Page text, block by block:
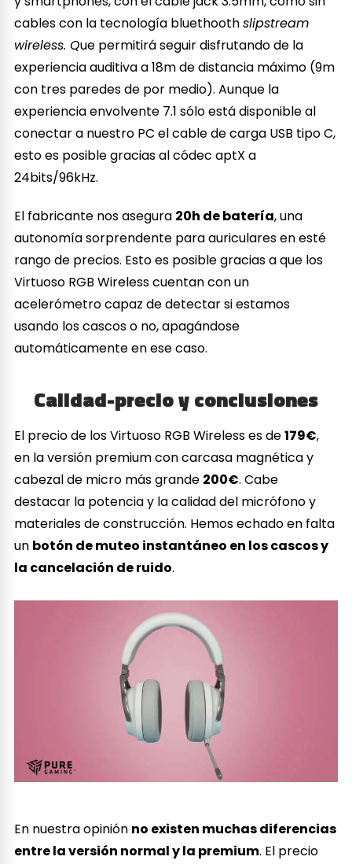
cables con la tecnología bluethoothslipstream
wireless. Que permitirá seguir disfrutando de la
experiencia auditiva a 18m de distancia máximo (9m
con tres paredes de por medio). Aunque la
experiencia envolvente 7.1 sólo está disponible al
conectar a nuestro PC el cable de carga USB tipo C,
esto es posible gracias al códec aptX a
24bits/96kHz.
El fabricante nos asegura 20h de batería, una
autonomía sorprendente para auriculares en esté
rango de precios. Esto es posible gracias a que los
Virtuoso RGB Wireless cuentan con un
acelerómetro capaz de detectar si estamos
usando los cascos o no, apagándose
automáticamente en ese caso.
Calidad-precio y conclusiones
El precio de los Virtuoso RGB Wireless es de179€,
en la versión premium con carcasa magnética y
cabezal de micro más grande 200€. Cabe
destacar la potencia y la calidad del micrófono y
materiales de construcción. Hemos echado en falta
un botón de muteo instantáneo en los cascos y
la cancelación de ruido.
En nuestra opinión no existen muchas diferencias
entre la versión normal y la premium. El precio